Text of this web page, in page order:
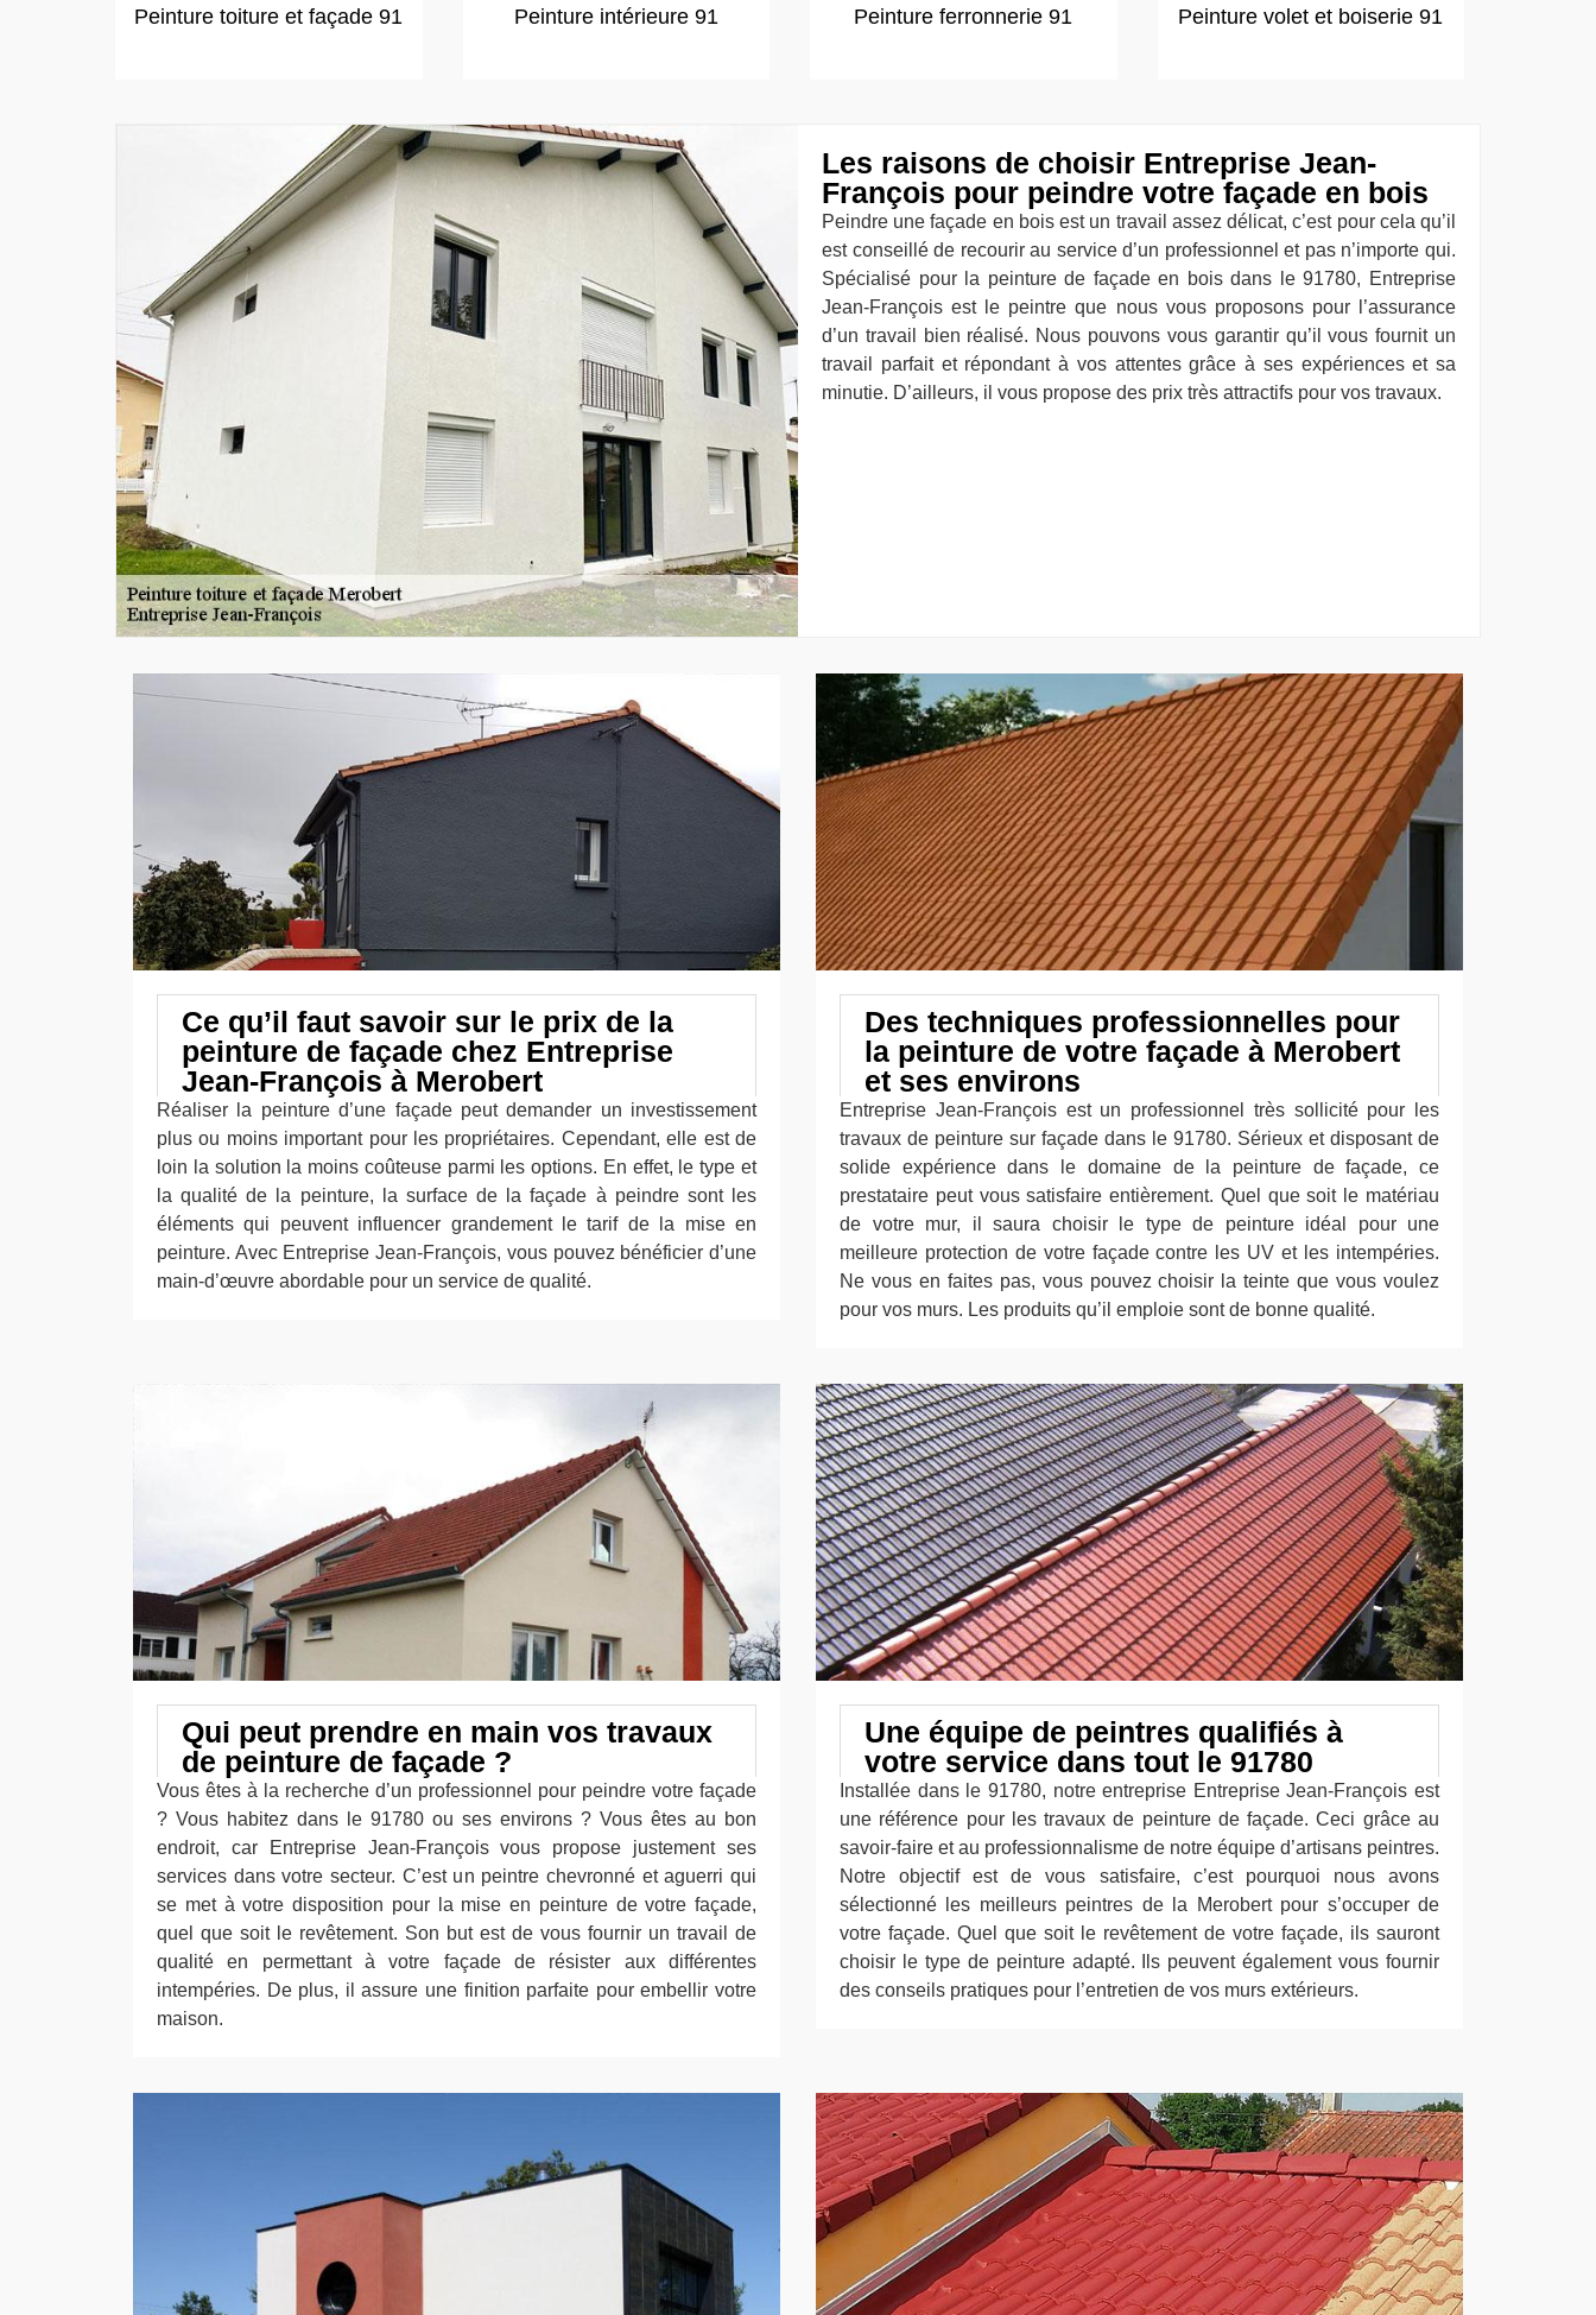
Peinture toiture et façade 91 Peinture intérieure 91 Peinture ferronnerie 91 Peinture volet et boiserie 91
Les raisons de choisir Entreprise Jean-
François pour peindre votre façade en bois
Peindre une façade en bois est un travail assez délicat, c’est pour cela qu’il
est conseillé de recourir au service d’un professionnel et pas n’importe qui.
Spécialisé pour la peinture de façade en bois dans le 91780, Entreprise
Jean-François est le peintre que nous vous proposons pour l’assurance
d’un travail bien réalisé. Nous pouvons vous garantir qu’il vous fournit un
travail parfait et répondant à vos attentes grâce à ses expériences et sa
minutie. D’ailleurs, il vous propose des prix très attractifs pour vos travaux.
Ce qu’il faut savoir sur le prix de la
peinture de façade chez Entreprise
Jean-François à Merobert
Réaliser la peinture d’une façade peut demander un investissement
plus ou moins important pour les propriétaires. Cependant, elle est de
loin la solution la moins coûteuse parmi les options. En effet, le type et
la qualité de la peinture, la surface de la façade à peindre sont les
éléments qui peuvent influencer grandement le tarif de la mise en
peinture. Avec Entreprise Jean-François, vous pouvez bénéficier d’une
main-d’œuvre abordable pour un service de qualité.
Des techniques professionnelles pour
la peinture de votre façade à Merobert
et ses environs
Entreprise Jean-François est un professionnel très sollicité pour les
travaux de peinture sur façade dans le 91780. Sérieux et disposant de
solide expérience dans le domaine de la peinture de façade, ce
prestataire peut vous satisfaire entièrement. Quel que soit le matériau
de votre mur, il saura choisir le type de peinture idéal pour une
meilleure protection de votre façade contre les UV et les intempéries.
Ne vous en faites pas, vous pouvez choisir la teinte que vous voulez
pour vos murs. Les produits qu’il emploie sont de bonne qualité.
Qui peut prendre en main vos travaux
de peinture de façade ?
Vous êtes à la recherche d’un professionnel pour peindre votre façade
? Vous habitez dans le 91780 ou ses environs ? Vous êtes au bon
endroit, car Entreprise Jean-François vous propose justement ses
services dans votre secteur. C’est un peintre chevronné et aguerri qui
se met à votre disposition pour la mise en peinture de votre façade,
quel que soit le revêtement. Son but est de vous fournir un travail de
qualité en permettant à votre façade de résister aux différentes
intempéries. De plus, il assure une finition parfaite pour embellir votre
maison.
Une équipe de peintres qualifiés à
votre service dans tout le 91780
Installée dans le 91780, notre entreprise Entreprise Jean-François est
une référence pour les travaux de peinture de façade. Ceci grâce au
savoir-faire et au professionnalisme de notre équipe d’artisans peintres.
Notre objectif est de vous satisfaire, c’est pourquoi nous avons
sélectionné les meilleurs peintres de la Merobert pour s’occuper de
votre façade. Quel que soit le revêtement de votre façade, ils sauront
choisir le type de peinture adapté. Ils peuvent également vous fournir
des conseils pratiques pour l’entretien de vos murs extérieurs.